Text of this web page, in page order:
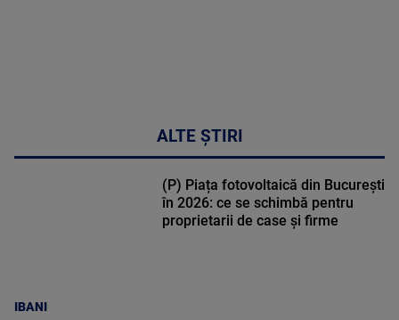
ALTE ȘTIRI
IBANI
(P) Piața fotovoltaică din București
în 2026: ce se schimbă pentru
proprietarii de case și firme